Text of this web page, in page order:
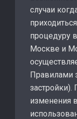
случаи
процедуру
Москве и
Правилами
застройки).
изменения